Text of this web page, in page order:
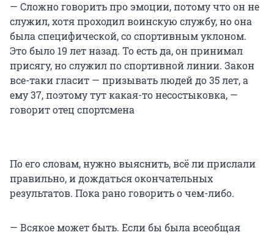
— Сложно говорить про эмоции, потому что он не
служил, хотя проходил воинскую службу, но она
была специфической, со спортивным уклоном.
Это было 19 лет назад. То есть да, он принимал
присягу, но служил по спортивной линии. Закон
все-таки гласит — призывать людей до 35 лет, а
ему 37, поэтому тут какая-то несостыковка, —
говорит отец спортсмена
По его словам, нужно выяснить, всё ли прислали
правильно, и дождаться окончательных
результатов. Пока рано говорить о чем-либо.
— Всякое может быть. Если бы была всеобщая